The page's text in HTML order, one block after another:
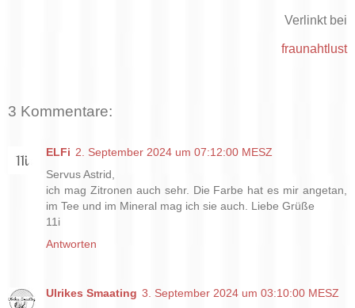
Verlinkt bei
fraunahtlust
3 Kommentare:
ELFi 2. September 2024 um 07:12:00 MESZ
Servus Astrid,
ich mag Zitronen auch sehr. Die Farbe hat es mir angetan,
im Tee und im Mineral mag ich sie auch. Liebe Grüße
11i
Antworten
Ulrikes Smaating 3. September 2024 um 03:10:00 MESZ